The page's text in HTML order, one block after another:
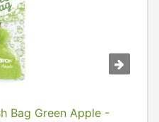
Bag Green Apple -